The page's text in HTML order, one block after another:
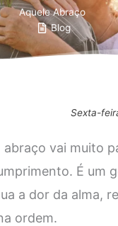
Aquele Abraço
Blog
Sexta-
abraço vai muito
É um
a dor da alma,
ordem.